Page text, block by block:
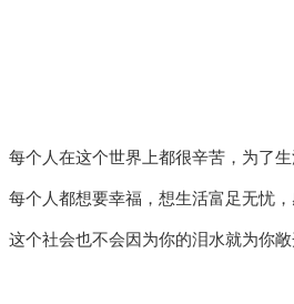
每个人在这个世界上都很辛苦，为了
每个人都想要幸福，想生活富足无忧
这个社会也不会因为你的泪水就为你